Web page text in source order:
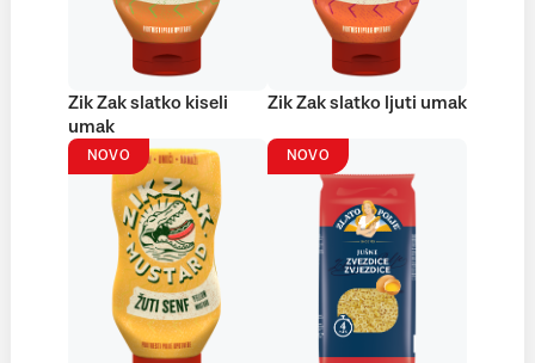
Zik Zak slatko kiseli
umak
Zik Zak slatko ljuti umak
NOVO NOVO